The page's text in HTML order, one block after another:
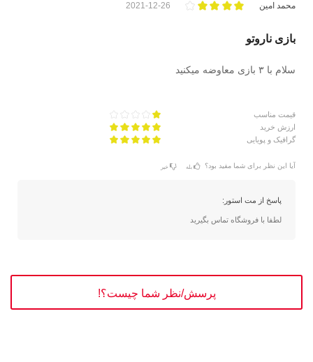
محمد امین 2021-12-26
بازی ناروتو
سلام با ۳ بازی معاوضه میکنید
قیمت مناسب
ارزش خرید
گرافیک و پویایی
آیا این نظر برای شما مفید بود؟ بله خیر
پاسخ از مت استور:
لطفا با فروشگاه تماس بگیرید
پرسش/نظر شما چیست؟!